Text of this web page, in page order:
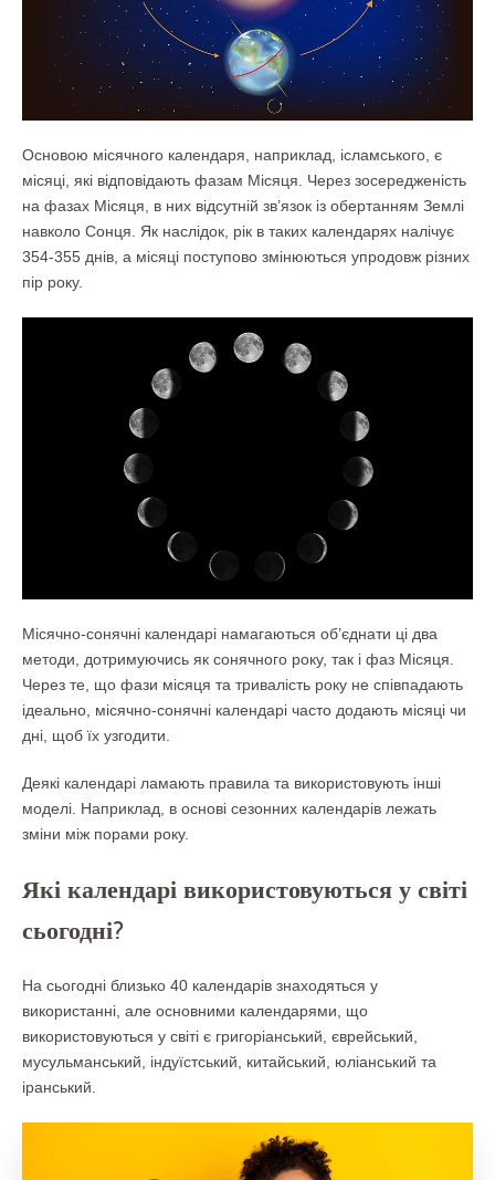
Основою місячного календаря, наприклад, ісламського, є
місяці, які відповідають фазам Місяця. Через зосередженість
на фазах Місяця, в них відсутній зв’язок із обертанням Землі
навколо Сонця. Як наслідок, рік в таких календарях налічує
354-355 днів, а місяці поступово змінюються упродовж різних
пір року.
Місячно-сонячні календарі намагаються об’єднати ці два
методи, дотримуючись як сонячного року, так і фаз Місяця.
Через те, що фази місяця та тривалість року не співпадають
ідеально, місячно-сонячні календарі часто додають місяці чи
дні, щоб їх узгодити.
Деякі календарі ламають правила та використовують інші
моделі. Наприклад, в основі сезонних календарів лежать
зміни між порами року.
Які календарі використовуються у світі
сьогодні?
На сьогодні близько 40 календарів знаходяться у
використанні, але основними календарями, що
використовуються у світі є григоріанський, єврейський,
мусульманський, індуїстський, китайський, юліанський та
іранський.